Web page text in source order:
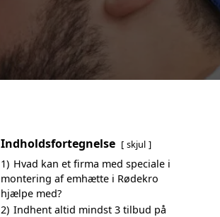
Indholdsfortegnelse skjul
1) Hvad kan et firma med speciale i
montering af emhætte i Rødekro
hjælpe med?
2) Indhent altid mindst 3 tilbud på